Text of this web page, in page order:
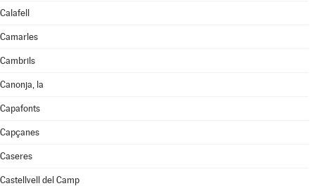
Calafell
Camarles
Cambrils
Canonja, la
Capafonts
Capçanes
Caseres
Castellvell del Camp